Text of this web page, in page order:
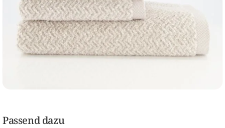
Passend dazu